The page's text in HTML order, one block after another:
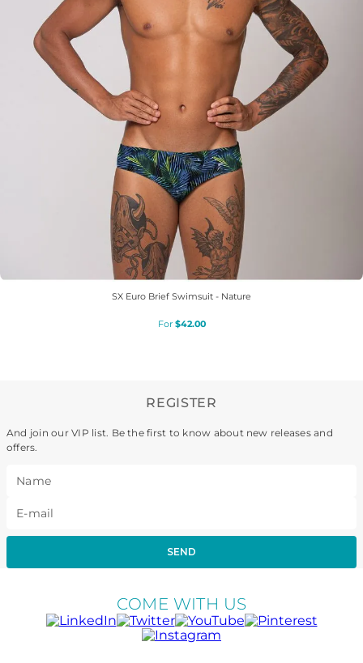
SX Euro Brief Swimsuit - Nature
$42.00
REGISTER
And join our VIP list. Be the first to know about new releases and
offers.
SEND
COME WITH US